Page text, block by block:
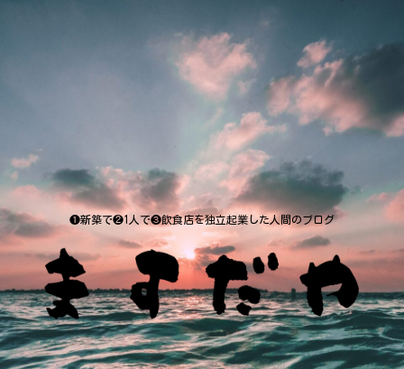
❶新築で❷1人で❸飲食店を独立起業した人間のブログ